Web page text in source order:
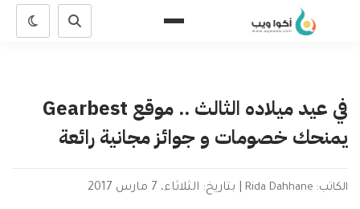
في عيد ميلاده الثالث .. موقع Gearbest
يمنحك خصومات و جوائز مجانية رائعة
الكاتب: Rida Dahhane بتاريخ: الثلاثاء، 7 مارس 2017